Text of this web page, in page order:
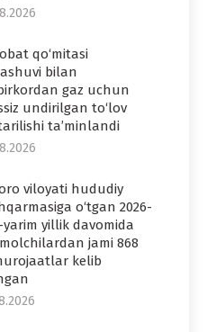
qo‘mitasi
bilan
gaz uchun
undirilgan to‘lov
ta’minlandi
viloyati hududiy
o‘tgan 2026-
yarim yillik davomida
jami 868
kelib